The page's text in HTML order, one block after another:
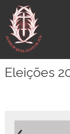
para
conteúdo
Eleições